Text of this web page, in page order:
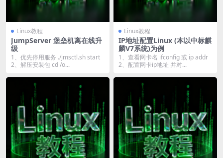
Linux教程
JumpServer 堡垒机离在线升
级
1、优先停用服务 ./jmsctl.sh start
2、解压安装包 cd /o...
Linux教程
IP地址配置Linux (本以中标麒
麟V7系统)为例
1、查看网卡名 ifconfig 或 ip addr
2、配置网卡ip地址 并对...